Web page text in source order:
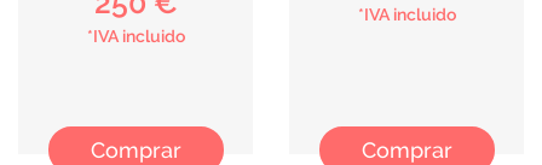
*IVA incluido
Comprar
*IVA incluido
Comprar